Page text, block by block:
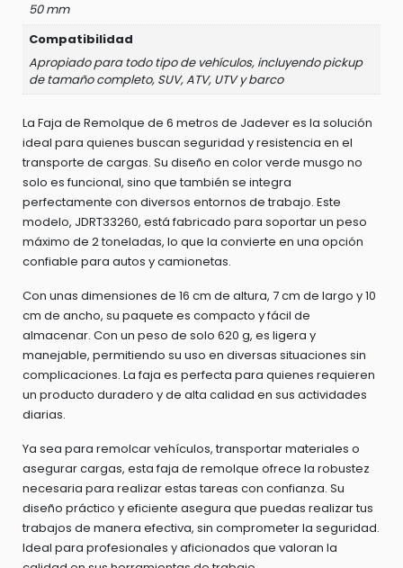
50 mm
Compatibilidad
Apropiado para todo tipo de vehículos, incluyendo pickup
de tamaño completo, SUV, ATV, UTV y barco
La Faja de Remolque de 6 metros de Jadever es la solución
ideal para quienes buscan seguridad y resistencia en el
transporte de cargas. Su diseño en color verde musgo no
solo es funcional, sino que también se integra
perfectamente con diversos entornos de trabajo. Este
modelo, JDRT33260, está fabricado para soportar un peso
máximo de 2 toneladas, lo que la convierte en una opción
confiable para autos y camionetas.
Con unas dimensiones de 16 cm de altura, 7 cm de largo y 10
cm de ancho, su paquete es compacto y fácil de
almacenar. Con un peso de solo 620 g, es ligera y
manejable, permitiendo su uso en diversas situaciones sin
complicaciones. La faja es perfecta para quienes requieren
un producto duradero y de alta calidad en sus actividades
diarias.
Ya sea para remolcar vehículos, transportar materiales o
asegurar cargas, esta faja de remolque ofrece la robustez
necesaria para realizar estas tareas con confianza. Su
diseño práctico y eficiente asegura que puedas realizar tus
trabajos de manera efectiva, sin comprometer la seguridad.
Ideal para profesionales y aficionados que valoran la